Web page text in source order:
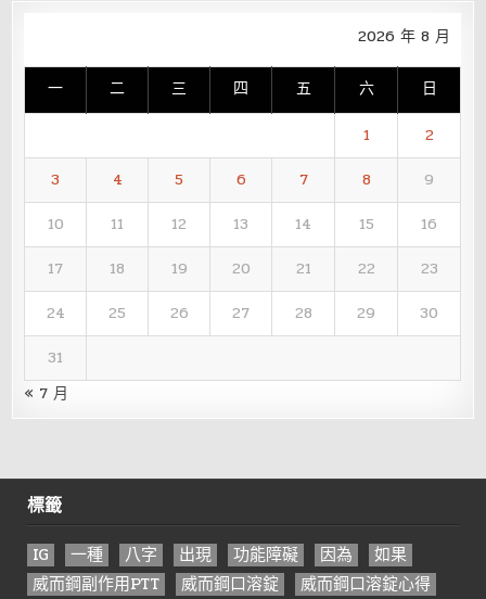
2026 年 8 月
一 二 三 四 五 六 日
1
2
3
4 5 6 7 8
9
10
11 12 13 14 15
16
17
18 19 20 21 22
23
24
25 26 27 28 29
30
31
« 7 月
標籤
IG 一種 八字 出現 功能障礙 因為
如果
威而鋼副作用PTT
威而鋼口溶錠
威而鋼口溶錠心得